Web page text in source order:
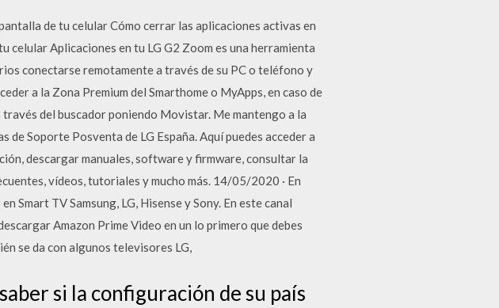
de tu celular Cómo cerrar las aplicaciones activas en
Aplicaciones en tu LG G2 Zoom es una herramienta
conectarse remotamente a través de su PC o teléfono y
a la Zona Premium del Smarthome o MyApps, en caso de
del buscador poniendo Movistar. Me mantengo a la
de Soporte Posventa de LG España. Aquí puedes acceder a
descargar manuales, software y firmware, consultar la
vídeos, tutoriales y mucho más. 14/05/2020 · En
Smart TV Samsung, LG, Hisense y Sony. En este canal
Amazon Prime Video en un lo primero que debes
se da con algunos televisores LG,
si la configuración de su país